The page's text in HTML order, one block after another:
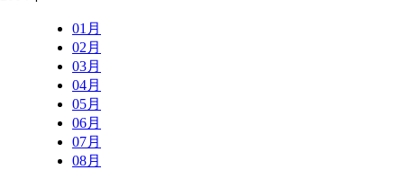
01月
02月
03月
04月
05月
06月
07月
08月